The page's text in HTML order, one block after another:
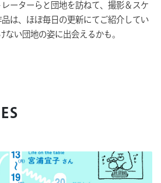
ーターらと団地を訪ねて、撮影＆スケ
は、ほぼ毎日の更新にてご紹介してい
ない団地の姿に出会えるかも。